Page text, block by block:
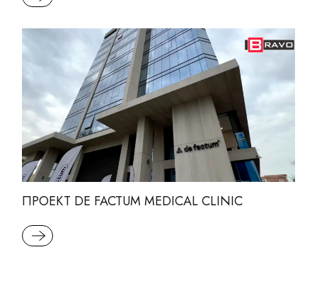
ПРОЕКТ DE FACTUM MEDICAL CLINIC
READ MORE